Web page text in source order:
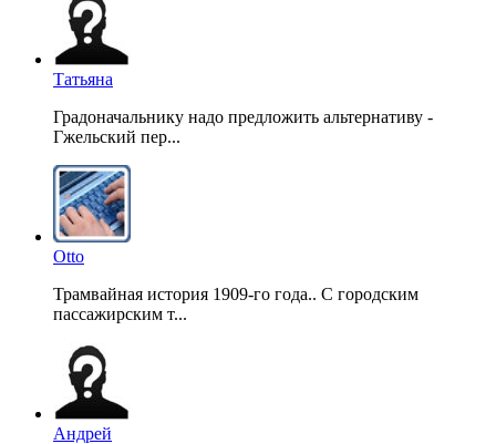
Татьяна
Градоначальнику надо предложить альтернативу -
Гжельский пер...
Otto
Трамвайная история 1909-го года.. С городским
пассажирским т...
Андрей